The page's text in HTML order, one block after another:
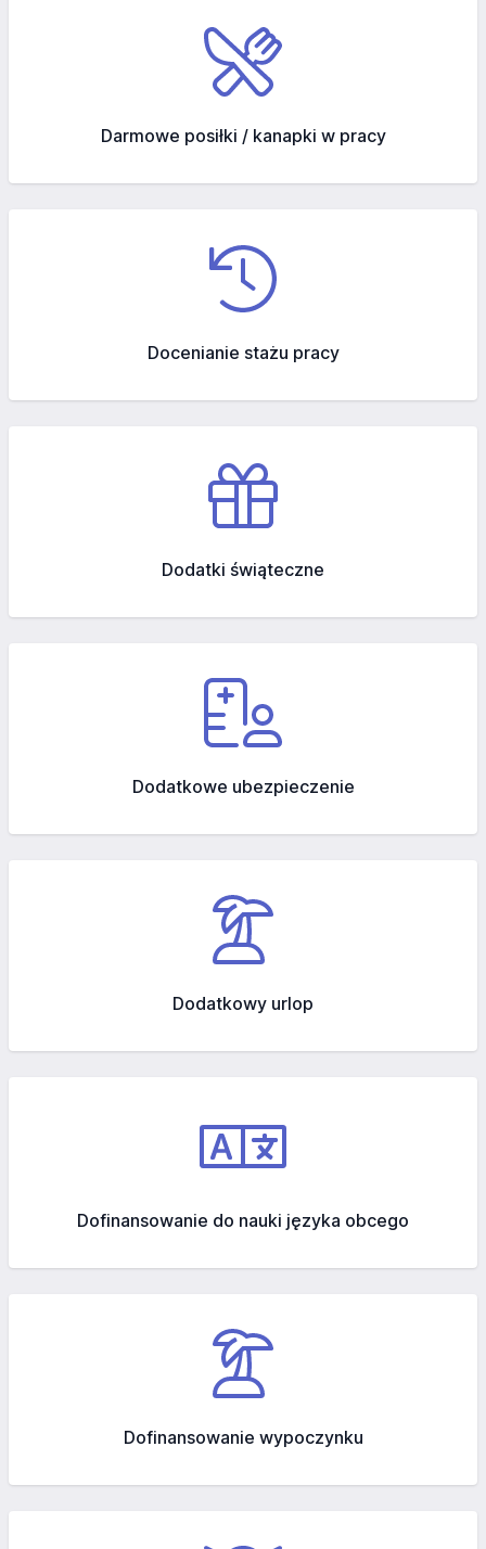
Darmowe posiłki / kanapki w pracy
Docenianie stażu pracy
Dodatki świąteczne
Dodatkowe ubezpieczenie
Dodatkowy urlop
Dofinansowanie do nauki języka obcego
Dofinansowanie wypoczynku